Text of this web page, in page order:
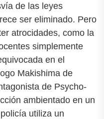
de las leyes
ser eliminado. Pero
atrocidades, como la
simplemente
en el
Makishima de
de Psycho-
ambientado en un
utiliza un